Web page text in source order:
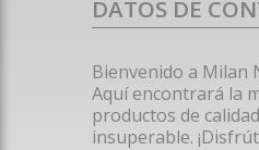
DATOS DE
Bienvenido a Milan
Aquí encontrará la
productos de
insuperable.